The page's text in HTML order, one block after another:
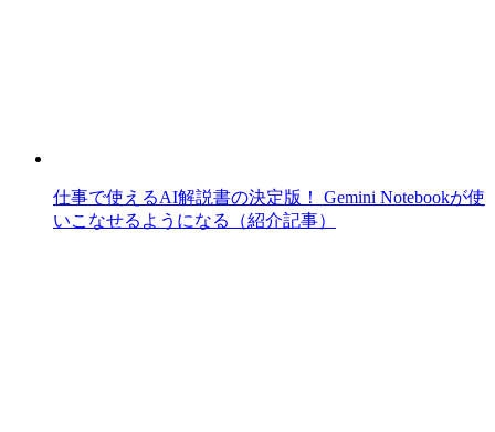
仕事で使えるAI解説書の決定版！ Gemini Notebookが使
いこなせるようになる（紹介記事）